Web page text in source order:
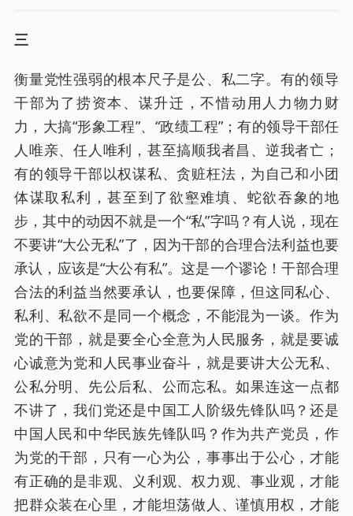
三
衡量党性强弱的根本尺子是公、私二字。有的领导
干部为了捞资本、谋升迁，不惜动用人力物力财
力，大搞“形象工程”、“政绩工程”；有的领导干部任
人唯亲、任人唯利，甚至搞顺我者昌、逆我者亡；
有的领导干部以权谋私、贪赃枉法，为自己和小团
体谋取私利，甚至到了欲壑难填、蛇欲吞象的地
步，其中的动因不就是一个“私”字吗？有人说，现在
不要讲“大公无私”了，因为干部的合理合法利益也要
承认，应该是“大公有私”。这是一个谬论！干部合理
合法的利益当然要承认，也要保障，但这同私心、
私利、私欲不是同一个概念，不能混为一谈。作为
党的干部，就是要全心全意为人民服务，就是要诚
心诚意为党和人民事业奋斗，就是要讲大公无私、
公私分明、先公后私、公而忘私。如果连这一点都
不讲了，我们党还是中国工人阶级先锋队吗？还是
中国人民和中华民族先锋队吗？作为共产党员，作
为党的干部，只有一心为公，事事出于公心，才能
有正确的是非观、义利观、权力观、事业观，才能
把群众装在心里，才能坦荡做人、谨慎用权，才能